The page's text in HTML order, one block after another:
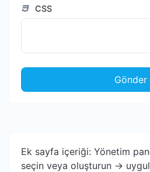
CSS
Gönder
Ek sayfa içeriği: Yönetim
seçin veya oluşturun ->